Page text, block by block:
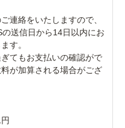
連絡をいたしますので、
の送信日から14日以内にお
す。
てもお支払いの確認がで
が加算される場合がござ